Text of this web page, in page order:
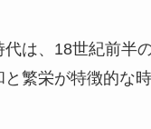
代は、18世紀前半
繁栄が特徴的な時